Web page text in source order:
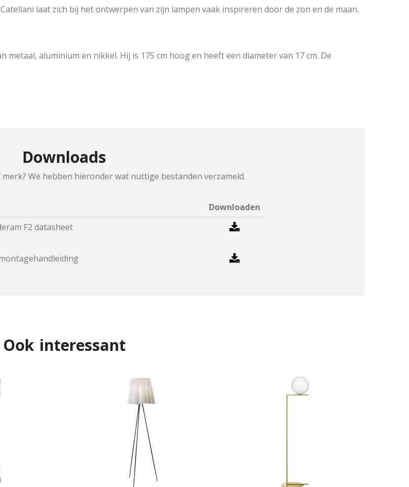
laat zich bij het ontwerpen van zijn lampen vaak inspireren door de zon en de maan.
metaal, aluminium en nikkel. Hij is 175 cm hoog en heeft een diameter van 17 cm. De
Downloads
We hebben hieronder wat nuttige bestanden verzameld.
Downloaden
F2 datasheet
Ook interessant